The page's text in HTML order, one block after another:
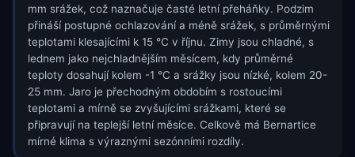
mm srážek, což naznačuje časté letní přeháňky. Podzim
přináší postupné ochlazování a méně srážek, s průměrnými
teplotami klesajícími k 15 °C v říjnu. Zimy jsou chladné, s
lednem jako nejchladnějším měsícem, kdy průměrné
teploty dosahují kolem -1 °C a srážky jsou nízké, kolem 20-
25 mm. Jaro je přechodným obdobím s rostoucími
teplotami a mírně se zvyšujícími srážkami, které se
připravují na teplejší letní měsíce. Celkově má Bernartice
mírné klima s výraznými sezónními rozdíly.